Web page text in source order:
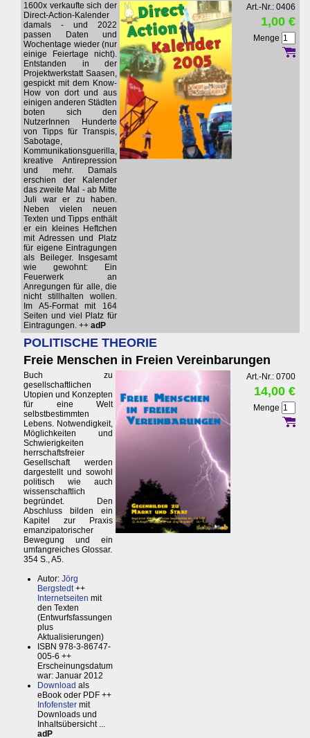
1600x verkaufte sich der
Direct-Action-Kalender
damals - und 2022
passen Daten und
Wochentage wieder (nur
einige Feiertage nicht).
Entstanden in der
Projektwerkstatt Saasen,
gespickt mit dem Know-
How von dort und aus
einigen anderen Städten
boten sich den
NutzerInnen Hunderte
von Tipps für Transpis,
Sabotage,
Kommunikationsguerilla,
kreative Antirepression
und mehr. Damals
erschien der Kalender
das zweite Mal - ab Mitte
Juli war er zu haben.
Neben vielen neuen
Texten und Tipps enthält
er ein kleines Heftchen
mit Adressen und Platz
für eigene Eintragungen
als Beileger. Insgesamt
wie gewohnt: Ein
Feuerwerk an
Anregungen für alle, die
nicht stillhalten wollen.
Im A5-Format mit 164
Seiten und viel Platz für
Eintragungen. ++ adP
Art.-Nr.: 0406
1,00 €
Menge
POLITISCHE THEORIE
Freie Menschen in Freien Vereinbarungen
Buch zu
gesellschaftlichen
Utopien und Konzepten
für eine Welt
selbstbestimmten
Lebens. Notwendigkeit,
Möglichkeiten und
Schwierigkeiten
herrschaftsfreier
Gesellschaft werden
dargestellt und sowohl
politisch wie auch
wissenschaftlich
begründet. Den
Abschluss bilden ein
Kapitel zur Praxis
emanzipatorischer
Bewegung und ein
umfangreiches Glossar.
354 S., A5.
Autor: Jörg
Bergstedt++
Internetseiten mit
den Texten
(Entwurfsfassungen
plus
Aktualisierungen)
ISBN 978-3-86747-
005-6 ++
Erscheinungsdatum
war: Januar 2012
Download als
eBook oder PDF ++
Infofenster mit
Downloads und
Inhaltsübersicht ...
adP
Art.-Nr.: 0700
14,00 €
Menge